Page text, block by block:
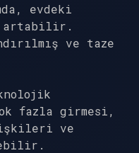
evdeki
artabilir.
ve taze
fazla girmesi,
ve